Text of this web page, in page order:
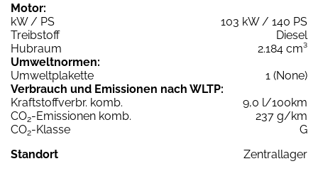
Motor:
kW / PS
103 kW / 140 PS
Treibstoff
Diesel
Hubraum
2.184 cm³
Umweltnormen:
Umweltplakette
1 (None)
Verbrauch und Emissionen nach WLTP:
Kraftstoffverbr. komb.
9,0 l/100km
CO2-Emissionen komb.
237 g/km
CO2-Klasse
G
Standort
Zentrallager